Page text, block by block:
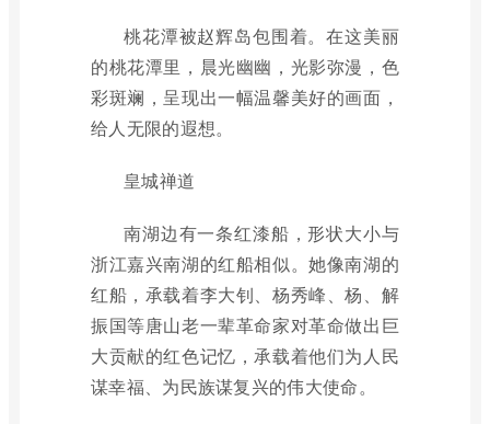
桃花潭被赵辉岛包围着。在这美丽
的桃花潭里，晨光幽幽，光影弥漫，色
彩斑斓，呈现出一幅温馨美好的画面，
给人无限的遐想。
皇城禅道
南湖边有一条红漆船，形状大小与
浙江嘉兴南湖的红船相似。她像南湖的
红船，承载着李大钊、杨秀峰、杨、解
振国等唐山老一辈革命家对革命做出巨
大贡献的红色记忆，承载着他们为人民
谋幸福、为民族谋复兴的伟大使命。